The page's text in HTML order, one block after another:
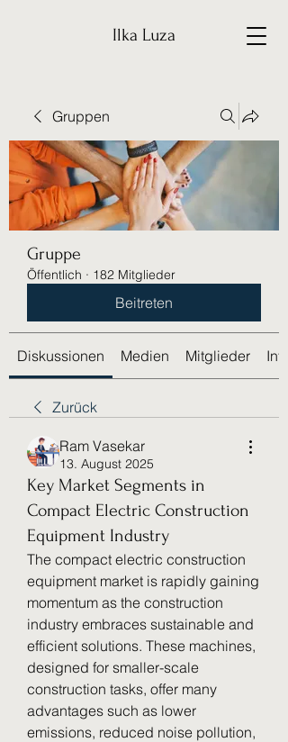
Ilka Luza
Gruppen
Gruppe
Öffentlich · 182 Mitglieder
Beitreten
Diskussionen Medien Mitglieder Info
Zurück
Ram Vasekar
13. August 2025
Key Market Segments in
Compact Electric Construction
Equipment Industry
The compact electric construction
equipment market is rapidly gaining
momentum as the construction
industry embraces sustainable and
efficient solutions. These machines,
designed for smaller-scale
construction tasks, offer many
advantages such as lower
emissions, reduced noise pollution,